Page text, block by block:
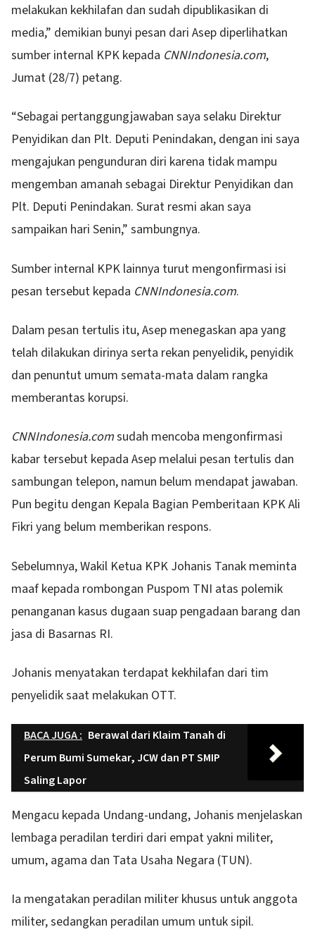
melakukan kekhilafan dan sudah dipublikasikan di
media,” demikian bunyi pesan dari Asep diperlihatkan
sumber internal KPK kepada CNNIndonesia.com,
Jumat (28/7) petang.
“Sebagai pertanggungjawaban saya selaku Direktur
Penyidikan dan Plt. Deputi Penindakan, dengan ini saya
mengajukan pengunduran diri karena tidak mampu
mengemban amanah sebagai Direktur Penyidikan dan
Plt. Deputi Penindakan. Surat resmi akan saya
sampaikan hari Senin,” sambungnya.
Sumber internal KPK lainnya turut mengonfirmasi isi
pesan tersebut kepada CNNIndonesia.com.
Dalam pesan tertulis itu, Asep menegaskan apa yang
telah dilakukan dirinya serta rekan penyelidik, penyidik
dan penuntut umum semata-mata dalam rangka
memberantas korupsi.
CNNIndonesia.comsudah mencoba mengonfirmasi
kabar tersebut kepada Asep melalui pesan tertulis dan
sambungan telepon, namun belum mendapat jawaban.
Pun begitu dengan Kepala Bagian Pemberitaan KPK Ali
Fikri yang belum memberikan respons.
Sebelumnya, Wakil Ketua KPK Johanis Tanak meminta
maaf kepada rombongan Puspom TNI atas polemik
penanganan kasus dugaan suap pengadaan barang dan
jasa di Basarnas RI.
Johanis menyatakan terdapat kekhilafan dari tim
penyelidik saat melakukan OTT.
BACA JUGA : Berawal dari Klaim Tanah di
Perum Bumi Sumekar, JCW dan PT SMIP
Saling Lapor
Mengacu kepada Undang-undang, Johanis menjelaskan
lembaga peradilan terdiri dari empat yakni militer,
umum, agama dan Tata Usaha Negara (TUN).
Ia mengatakan peradilan militer khusus untuk anggota
militer, sedangkan peradilan umum untuk sipil.